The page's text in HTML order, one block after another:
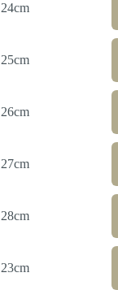
24cm
25cm
26cm
27cm
28cm
23cm